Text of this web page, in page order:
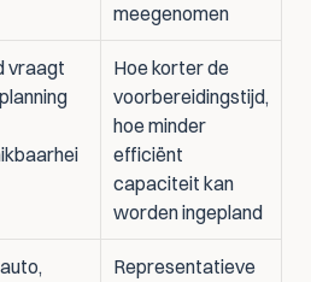
meegenomen
vraagt
Hoe korter de
voorbereidingstijd,
hoe minder
efficiënt
capaciteit kan
worden ingepland
Representatieve